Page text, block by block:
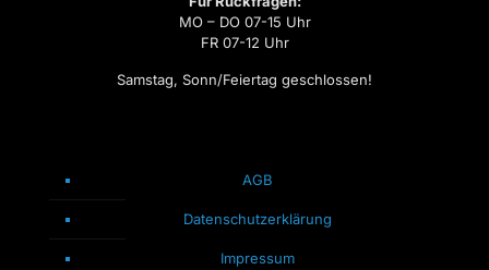
MO – DO 07-15 Uhr
FR 07-12 Uhr
Samstag, Sonn/Feiertag geschlossen!
AGB
Datenschutzerklärung
Impressum